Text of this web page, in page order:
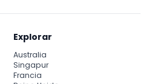
Explorar
Australia
Singapur
Francia